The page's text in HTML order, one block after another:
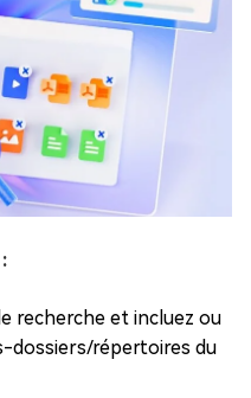
recherche et incluez ou
dossiers/répertoires du